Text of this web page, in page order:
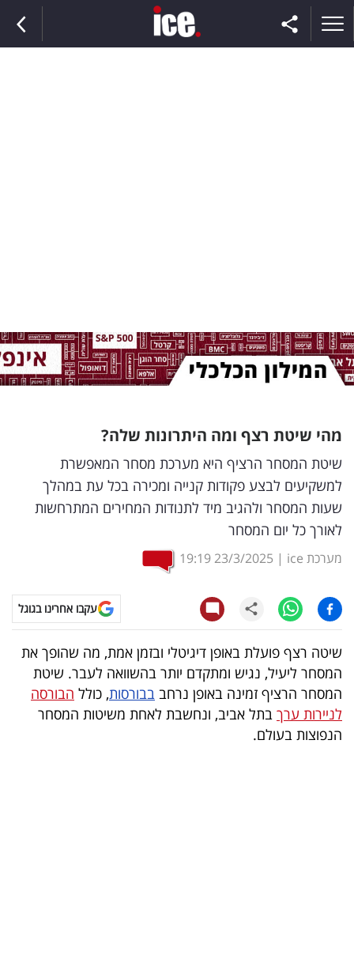
וצרכנות
נדל"ן
וטק
שיווק
ופרסום
משפט
ומחקרים
דעות
רכילות
עסקית
קריפטו
מהי שיטת רצף ומה היתרונות שלה?
שיטת המסחר הרציף היא מערכת מסחר המאפשרת
למשקיעים לבצע פקודות קנייה ומכירה בכל עת במהלך
שעות המסחר ולהגיב מיד לתנודות המחירים המתרחשות
לאורך כל יום המסחר
מערכת ice |
23/3/2025
19:19
עקבו אחרינו בגוגל
שיטה רצף פועלת באופן דיגיטלי ובזמן אמת, מה שהופך את
המסחר ליעיל, נגיש ומתקדם יותר בהשוואה לעבר. שיטת
המסחר הרציף זמינה באופן נרחב בבורסות, כולל הבורסה
לניירות ערך בתל אביב, ונחשבת לאחת משיטות המסחר
הנפוצות בעולם.